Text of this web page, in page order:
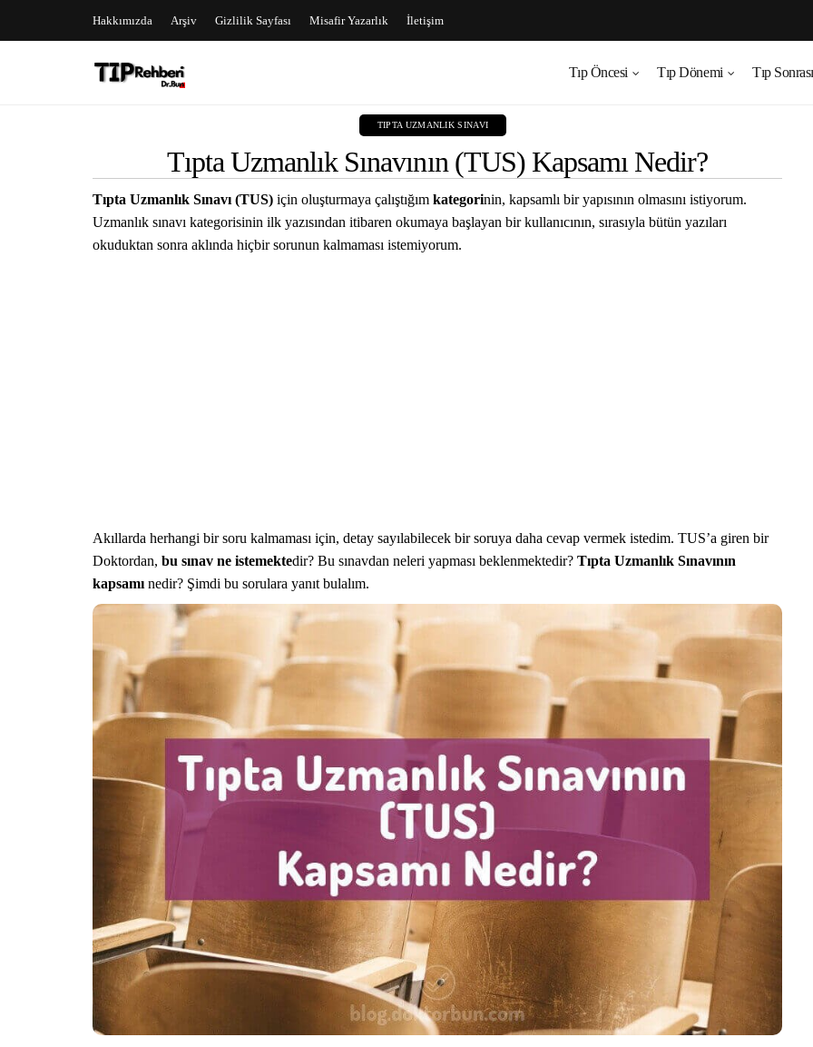
Hakkımızda Arşiv Gizlilik Sayfası Misafir Yazarlık İletişim
Tıp Öncesi Tıp Dönemi Tıp Sonrası
TIPTA UZMANLIK SINAVI
Tıpta Uzmanlık Sınavının (TUS) Kapsamı Nedir?
Tıpta Uzmanlık Sınavı (TUS) için oluşturmaya çalıştığım kategorinin, kapsamlı bir yapısının olmasını istiyorum.
Uzmanlık sınavı kategorisinin ilk yazısından itibaren okumaya başlayan bir kullanıcının, sırasıyla bütün yazıları
okuduktan sonra aklında hiçbir sorunun kalmaması istemiyorum.
Akıllarda herhangi bir soru kalmaması için, detay sayılabilecek bir soruya daha cevap vermek istedim. TUS’a giren bir
Doktordan, bu sınav ne istemektedir? Bu sınavdan neleri yapması beklenmektedir? Tıpta Uzmanlık Sınavının
kapsamı nedir? Şimdi bu sorulara yanıt bulalım.